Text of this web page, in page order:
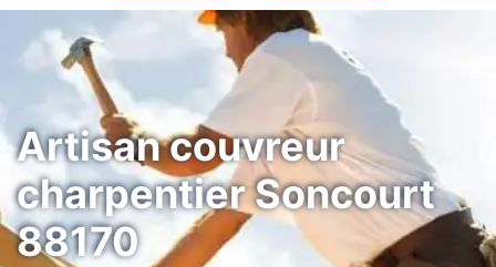
Artisan couvreur
charpentier Soncourt
88170